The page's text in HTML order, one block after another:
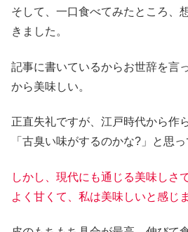
そして、一口食べてみたところ、
きました。
記事に書いているからお世辞を言
から美味しい。
正直失礼ですが、江戸時代から作
「古臭い味がするのかな?」と思っ
しかし、現代にも通じる美味しさ
よく甘くて、私は美味しいと感じ